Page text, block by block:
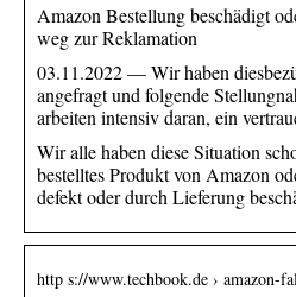
Amazon Bestellung beschädigt
weg zur Reklamation
03.11.2022 — Wir haben
angefragt und folgende
arbeiten intensiv daran, ein
Wir alle haben diese Situation
bestelltes Produkt von Amazon
defekt oder durch Lieferung
http s://www.techbook.de › amazon-